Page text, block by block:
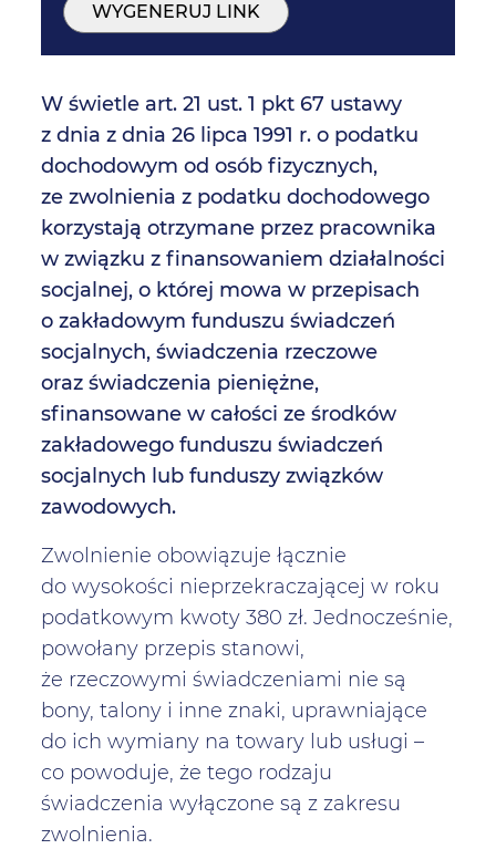
WYGENERUJ LINK
W świetle art. 21 ust. 1 pkt 67 ustawy
z dnia z dnia 26 lipca 1991 r. o podatku
dochodowym od osób fizycznych,
ze zwolnienia z podatku dochodowego
korzystają otrzymane przez pracownika
w związku z finansowaniem działalności
socjalnej, o której mowa w przepisach
o zakładowym funduszu świadczeń
socjalnych, świadczenia rzeczowe
oraz świadczenia pieniężne,
sfinansowane w całości ze środków
zakładowego funduszu świadczeń
socjalnych lub funduszy związków
zawodowych.
Zwolnienie obowiązuje łącznie
do wysokości nieprzekraczającej w roku
podatkowym kwoty 380 zł. Jednocześnie,
powołany przepis stanowi,
że rzeczowymi świadczeniami nie są
bony, talony i inne znaki, uprawniające
do ich wymiany na towary lub usługi –
co powoduje, że tego rodzaju
świadczenia wyłączone są z zakresu
zwolnienia.